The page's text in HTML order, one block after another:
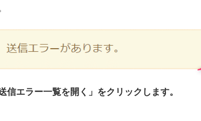
送信エラー一覧を開く」をクリックします。